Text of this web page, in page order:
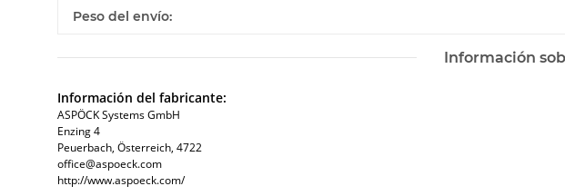
#productDetails.itemInformation#
#productDetails.itemValue#
Peso del envío:
Información
Información del fabricante:
ASPÖCK Systems GmbH
Enzing 4
Peuerbach, Österreich, 4722
office@aspoeck.com
http://www.aspoeck.com/